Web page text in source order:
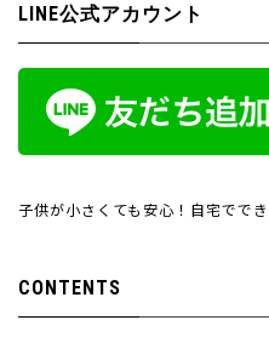
LINE公式アカウント
子供が小さくても安心！自宅でで
CONTENTS